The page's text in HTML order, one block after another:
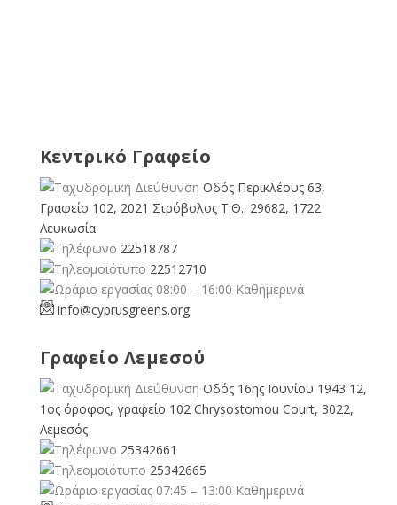
Κεντρικό Γραφείο
Οδός Περικλέους 63,
Γραφείο 102, 2021 Στρόβολος Τ.Θ.: 29682, 1722
Λευκωσία
22518787
22512710
08:00 – 16:00 Καθημερινά
info@cyprusgreens.org
Γραφείο Λεμεσού
Οδός 16ης Ιουνίου 1943 12,
1ος όροφος, γραφείο 102 Chrysostomou Court, 3022,
Λεμεσός
25342661
25342665
07:45 – 13:00 Καθημερινά